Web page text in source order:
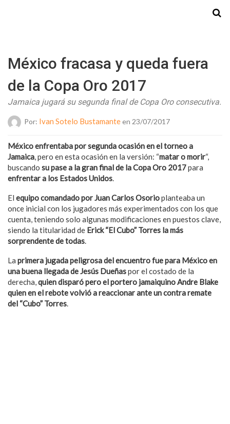
México fracasa y queda fuera
de la Copa Oro 2017
Jamaica jugará su segunda final de Copa Oro consecutiva.
Por: Ivan Sotelo Bustamanteen 23/07/2017
México enfrentaba por segunda ocasión en el torneo a
Jamaica, pero en esta ocasión en la versión: “matar o morir“,
buscando su pase a la gran final de la Copa Oro 2017para
enfrentar a los Estados Unidos.
El equipo comandado por Juan Carlos Osorioplanteaba un
once inicial con los jugadores más experimentados con los que
cuenta, teniendo solo algunas modificaciones en puestos clave,
siendo la titularidad de Erick “El Cubo” Torres la más
sorprendente de todas.
La primera jugada peligrosa del encuentro fue para México en
una buena llegada de Jesús Dueñaspor el costado de la
derecha,quien disparó pero el portero jamaiquino Andre Blake
quien en el rebote volvió a reaccionar ante un contra remate
del “Cubo” Torres.